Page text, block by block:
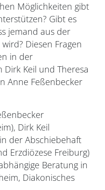
Möglichkeiten gibt
Gibt es
jemand aus der
Diesen Fragen
in der
Keil und Theresa
Anne Feßenbecker
Dirk Keil
der Abschiebehaft
Erzdiözese Freiburg)
Beratung in
Diakonisches